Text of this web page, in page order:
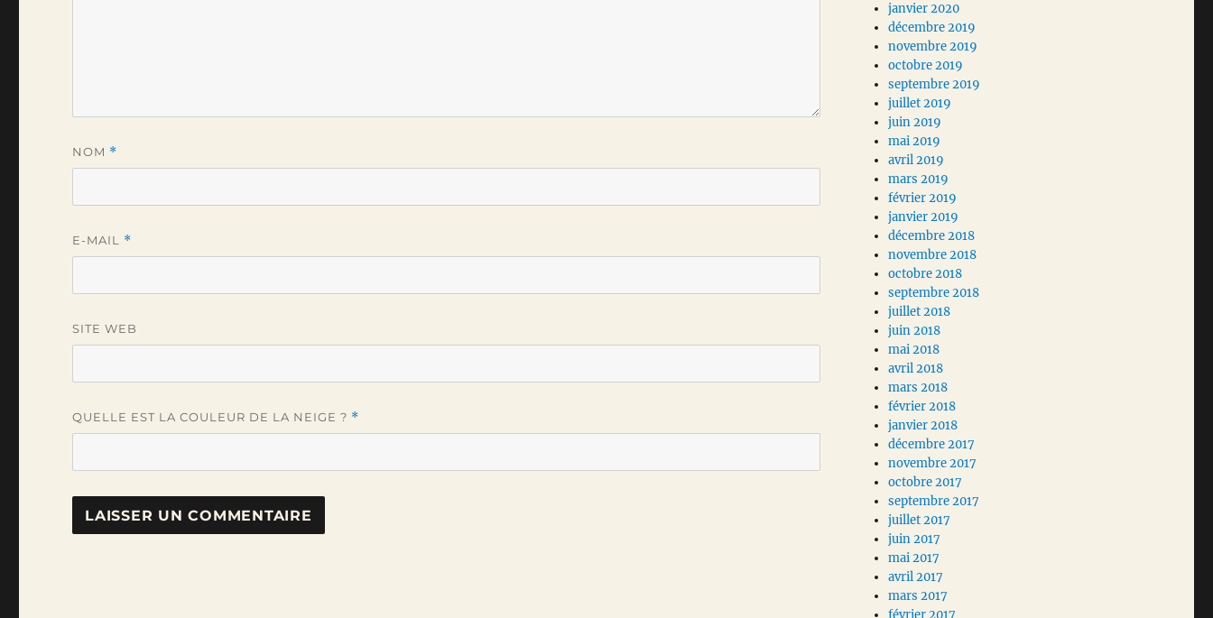
NOM *
E-MAIL *
SITE WEB
QUELLE EST LA COULEUR DE LA NEIGE ? *
janvier 2020
décembre 2019
novembre 2019
octobre 2019
septembre 2019
juillet 2019
juin 2019
mai 2019
avril 2019
mars 2019
février 2019
janvier 2019
décembre 2018
novembre 2018
octobre 2018
septembre 2018
juillet 2018
juin 2018
mai 2018
avril 2018
mars 2018
février 2018
janvier 2018
décembre 2017
novembre 2017
octobre 2017
septembre 2017
juillet 2017
juin 2017
mai 2017
avril 2017
mars 2017
février 2017